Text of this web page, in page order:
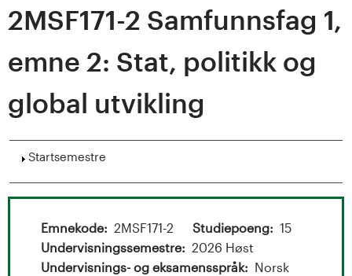
d
k
t
2MSF171-2 Samfunnsfag 1,
emne 2: Stat, politikk og
global utvikling
Vis
Startsemestre
Emnekode 2MSF171-2 Studiepoeng
15
Undervisningssemestre
2026 Høst
Undervisnings- og eksamensspråk
Norsk